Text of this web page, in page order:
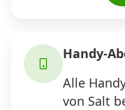
Handy-
Alle
von Salt